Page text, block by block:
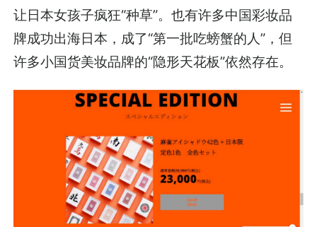
让日本女孩子疯狂“种草”。也有许多中国彩妆品
牌成功出海日本，成了“第一批吃螃蟹的人”，但
许多小国货美妆品牌的“隐形天花板”依然存在。